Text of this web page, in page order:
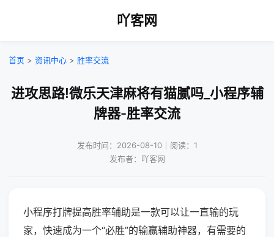
吖客网
首页 > 资讯中心 > 胜率交流
进攻思路!微乐天津麻将有猫腻吗_小程序辅
牌器-胜率交流
发布时间：2026-08-10｜阅读：1
发布者：吖客网
小程序打牌提高胜率辅助是一款可以让一直输的玩
家，快速成为一个“必胜”的输赢辅助神器，有需要的